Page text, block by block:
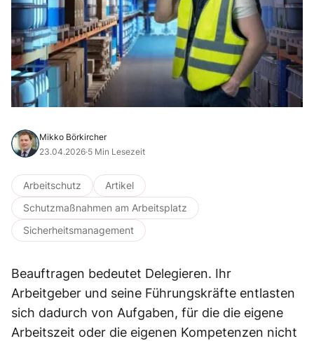
Mikko Börkircher
23.04.2026·5 Min Lesezeit
Arbeitschutz
Artikel
Schutzmaßnahmen am Arbeitsplatz
Sicherheitsmanagement
Beauftragen bedeutet Delegieren. Ihr
Arbeitgeber und seine Führungskräfte entlasten
sich dadurch von Aufgaben, für die die eigene
Arbeitszeit oder die eigenen Kompetenzen nicht